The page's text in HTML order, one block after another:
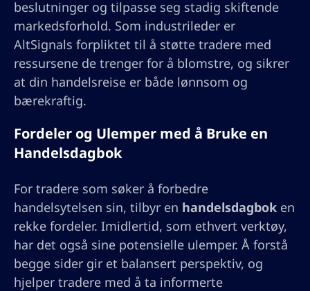
beslutninger og tilpasse seg stadig skiftende
markedsforhold. Som industrileder er
AltSignals forpliktet til å støtte tradere med
ressursene de trenger for å blomstre, og sikrer
at din handelsreise er både lønnsom og
bærekraftig.
Fordeler og Ulemper med å Bruke en
Handelsdagbok
For tradere som søker å forbedre
handelsytelsen sin, tilbyr en handelsdagbok en
rekke fordeler. Imidlertid, som ethvert verktøy,
har det også sine potensielle ulemper. Å forstå
begge sider gir et balansert perspektiv, og
hjelper tradere med å ta informerte